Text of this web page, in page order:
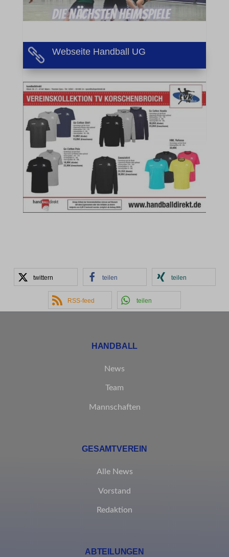
 Webseite Handball UG
twittern teilen teilen
RSS-feed teilen
HANDBALL
News
Team
Mannschaften
GESAMTVEREIN
Alle News
Vorstand
Redaktion
ABTEILUNGEN